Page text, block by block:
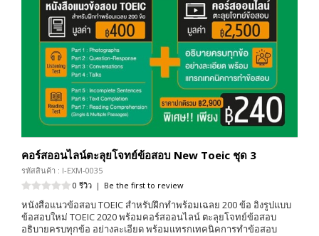
คอร์สออนไลน์ตะลุยโจทย์ข้อสอบ New Toeic ชุด 3
รหัสสินค้า : I-EXM-0035
0 รีวิว | Be the first to review
หนังสือแนวข้อสอบ TOEIC สำหรับฝึกทำพร้อมเฉลย 200 ข้อ อิงรูปแบบ
ข้อสอบใหม่ TOEIC 2020 พร้อมคอร์สออนไลน์ ตะลุยโจทย์ข้อสอบ
อธิบายครบทุกข้อ อย่างละเอียด พร้อมแทรกเทคนิคการทำข้อสอบ